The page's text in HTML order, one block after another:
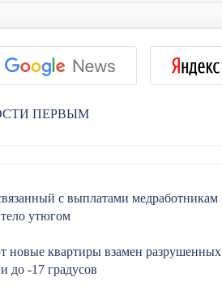
ПЕРВЫМ
с выплатами медработникам
утюгом
новые квартиры взамен разрушенных
до -17 градусов